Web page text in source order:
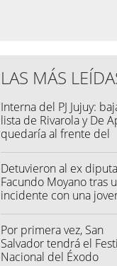
LAS MÁS
Interna del PJ Jujuy:
lista de Rivarola y De
quedaría al frente del
Detuvieron al ex
Facundo Moyano tras
incidente con una
Por primera vez, San
Salvador tendrá el
Nacional del Éxodo